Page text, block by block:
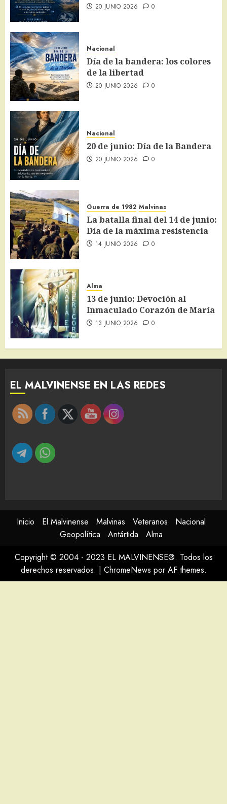
20 JUNIO 2026 0
Nacional
Día de la bandera: los colores
de la libertad
20 JUNIO 2026 0
Nacional
20 de junio: Día de la Bandera
20 JUNIO 2026 0
Guerra de 1982 Malvinas
La batalla final del 14 de junio:
Día de la máxima resistencia
14 JUNIO 2026 0
Alma
13 de junio: Devoción al
Inmaculado Corazón de María
13 JUNIO 2026 0
EL MALVINENSE EN LAS REDES
Inicio El Malvinense Malvinas Veteranos
Nacional
Geopolítica
Antártida
Alma
Copyright © 2004 - 2023 EL MALVINENSE®. Todos los
derechos reservados. | ChromeNews por AF themes.